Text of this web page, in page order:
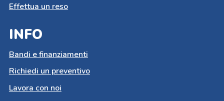
Effettua un reso
INFO
Bandi e finanziamenti
Richiedi un preventivo
Lavora con noi